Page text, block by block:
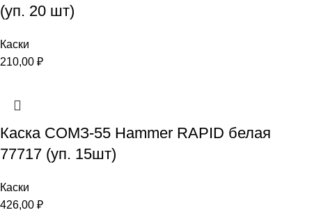
(уп. 20 шт)
Каски
210,00 ₽
Каска СОМЗ-55 Hammer RAPID белая
77717 (уп. 15шт)
Каски
426,00 ₽